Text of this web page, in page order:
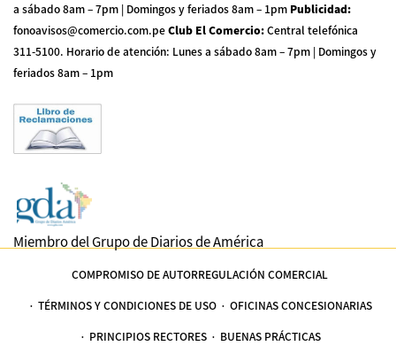
a sábado 8am – 7pm | Domingos y feriados 8am – 1pm Publicidad:
fonoavisos@comercio.com.peClub El Comercio:Central telefónica
311-5100. Horario de atención: Lunes a sábado 8am – 7pm | Domingos y
feriados 8am – 1pm
Miembro del Grupo de Diarios de América
COMPROMISO DE AUTORREGULACIÓN COMERCIAL
TÉRMINOS Y CONDICIONES DE USO OFICINAS CONCESIONARIAS
PRINCIPIOS RECTORES BUENAS PRÁCTICAS